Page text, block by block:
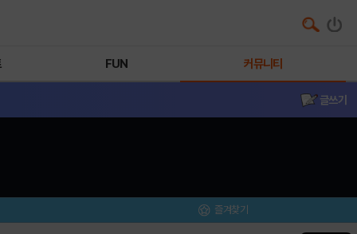
FUN 커뮤니티
글쓰기
즐겨찾기